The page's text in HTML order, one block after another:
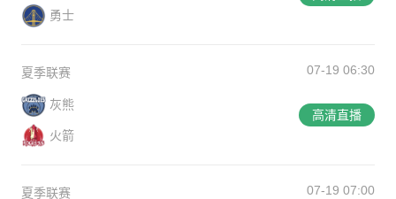
勇士
夏季联赛 07-19 06:30
灰熊
火箭
高清直播
夏季联赛 07-19 07:00